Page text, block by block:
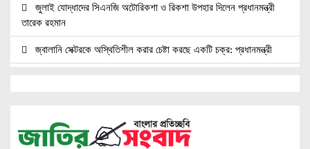
জুলাই যোদ্ধাদের সিএনজি অটোরিকশা ও রিকশা উপহার দিলেন প্রধানমন্ত্রী
তারেক রহমান
জ্বালানি সেক্টরকে অস্থিতিশীল করার চেষ্টা করছে একটি চক্র: প্রধানমন্ত্রী
নোয়াখালীতে বিএনপি নেতাকে গুলি, লাগল সহযোগীর বুকে